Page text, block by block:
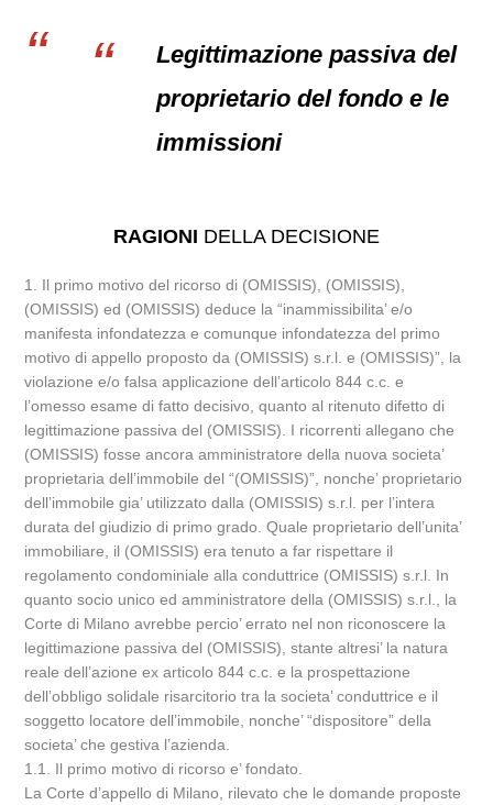
Legittimazione passiva del
proprietario del fondo e le
immissioni
RAGIONI DELLA DECISIONE
1. Il primo motivo del ricorso di (OMISSIS), (OMISSIS),
(OMISSIS) ed (OMISSIS) deduce la “inammissibilita’ e/o
manifesta infondatezza e comunque infondatezza del primo
motivo di appello proposto da (OMISSIS) s.r.l. e (OMISSIS)”, la
violazione e/o falsa applicazione dell’articolo 844 c.c. e
l’omesso esame di fatto decisivo, quanto al ritenuto difetto di
legittimazione passiva del (OMISSIS). I ricorrenti allegano che
(OMISSIS) fosse ancora amministratore della nuova societa’
proprietaria dell’immobile del “(OMISSIS)”, nonche’ proprietario
dell’immobile gia’ utilizzato dalla (OMISSIS) s.r.l. per l’intera
durata del giudizio di primo grado. Quale proprietario dell’unita’
immobiliare, il (OMISSIS) era tenuto a far rispettare il
regolamento condominiale alla conduttrice (OMISSIS) s.r.l. In
quanto socio unico ed amministratore della (OMISSIS) s.r.l., la
Corte di Milano avrebbe percio’ errato nel non riconoscere la
legittimazione passiva del (OMISSIS), stante altresi’ la natura
reale dell’azione ex articolo 844 c.c. e la prospettazione
dell’obbligo solidale risarcitorio tra la societa’ conduttrice e il
soggetto locatore dell’immobile, nonche’ “dispositore” della
societa’ che gestiva l’azienda.
1.1. Il primo motivo di ricorso e’ fondato.
La Corte d’appello di Milano, rilevato che le domande proposte